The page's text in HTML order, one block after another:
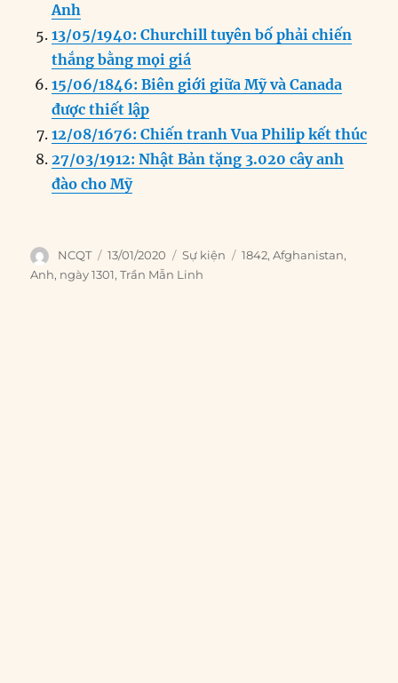
Anh
13/05/1940: Churchill tuyên bố phải chiến
thắng bằng mọi giá
15/06/1846: Biên giới giữa Mỹ và Canada
được thiết lập
12/08/1676: Chiến tranh Vua Philip kết thúc
27/03/1912: Nhật Bản tặng 3.020 cây anh
đào cho Mỹ
Author
NCQT
Posted
on
13/01/2020 Categories
Sự kiện Tags
1842,Afghanistan,
Anh, ngày 1301,Trần Mẫn Linh